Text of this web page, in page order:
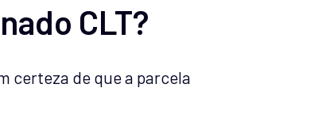
CLT?
certeza de que a parcela